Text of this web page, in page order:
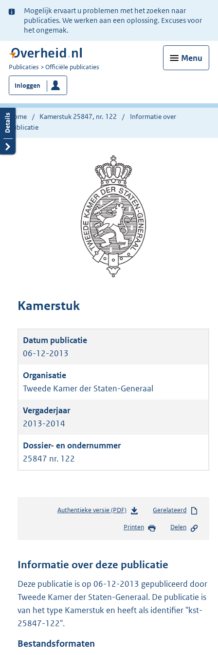
Ter
informatie:
Mogelijk ervaart u problemen met het zoeken naar
publicaties. We werken aan een oplossing. Excuses voor
het ongemak.
Menu
U
bent
nu
hier:
Publicaties Officiële publicaties
Inloggen
Home Kamerstuk 25847, nr. 122
Informatie over
publicatie
Kamerstuk
06-12-2013
Tweede Kamer der Staten-Generaal
2013-2014
25847 nr. 122
Authentieke versie (PDF)b
s
n
s
r
o
Gerelateerd
Printen Delen
Informatie over deze publicatie
Deze publicatie is op 06-12-2013 gepubliceerd door
Tweede Kamer der Staten-Generaal. De publicatie is
van het type Kamerstuk en heeft als identifier "kst-
25847-122".
Bestandsformaten